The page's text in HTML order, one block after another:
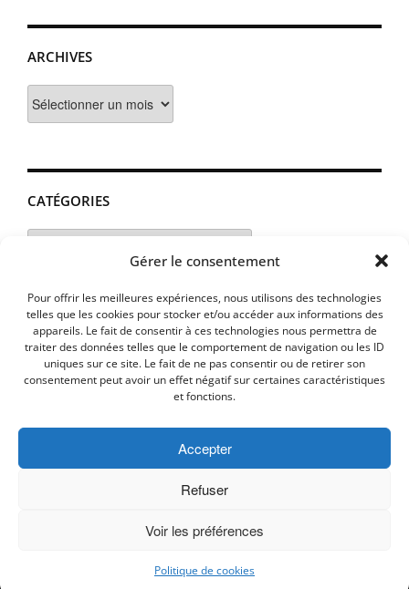
Gérer le consentement
Pour offrir les meilleures expériences, nous utilisons des technologies
telles que les cookies pour stocker et/ou accéder aux informations des
appareils. Le fait de consentir à ces technologies nous permettra de
traiter des données telles que le comportement de navigation ou les ID
uniques sur ce site. Le fait de ne pas consentir ou de retirer son
consentement peut avoir un effet négatif sur certaines caractéristiques
et fonctions.
Accepter
Refuser
Voir les préférences
Politique de cookies
ARCHIVES
CATÉGORIES
Catégories
PLAN D’ACCES
Copyright © 2026 Commune de Lavalette - Aude.